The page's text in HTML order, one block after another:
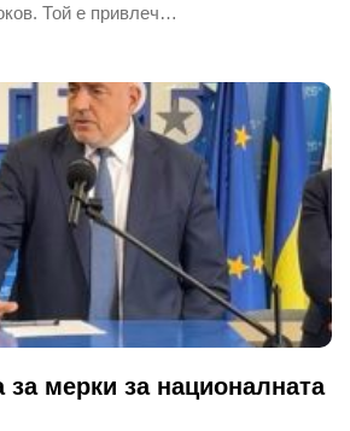
Той е привлеч…
за мерки за националната